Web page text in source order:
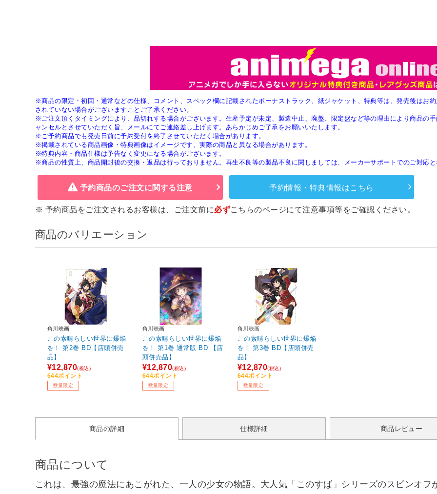
※商品の限定・初回・通常などの仕様、コメント、スペック欄に記載されたボーナストラック、紙ジャケット、特典等は、発売後はお
されていない場合がございますことご了承ください。
※ご注文頂くタイミングにより、品切れする場合がございます。生産予定が未定、製造中止、廃盤、限定盤など等の理由により商品の
ャンセルとさせていただく旨、メールにてご連絡差し上げます。あらかじめご了承をお願いいたします。
※ご予約商品でも発売日前に予約受付を終了させていただく場合があります。
※掲載されている商品画像・特典画像はイメージです。実際の商品と異なる場合があります。
※特典内容・商品仕様は予告なく変更になる場合がございます。
※商品の性質上、商品開封後の交換・返品は行っておりません。再生不良等の製品不良に関しましては、メーカーサポートでのご対応
予約商品のご注文に関する注意 予約情報・特典情報はこちら
※ 予約商品をご注文されるお客様は、ご注文前に必ずこちらのページにて注意事項等をご確認ください。
商品のバリエーション
角川映画
この素晴らしい世界に爆焔
を！ 第2巻 BD【店頭併売
品】
¥12,870(税込)
644ポイント
数量限定
角川映画
この素晴らしい世界に爆焔
を！ 第1巻 通常版 BD 【店
頭併売品】
¥12,870(税込)
644ポイント
数量限定
角川映画
この素晴らしい世界に爆焔
を！ 第3巻 BD【店頭併売
品】
¥12,870(税込)
644ポイント
数量限定
商品の詳細 仕様詳細 商品レビュー
商品について
これは、最強の魔法にあこがれた、一人の少女の物語。大人気「このすば」シリーズのスピンオフ